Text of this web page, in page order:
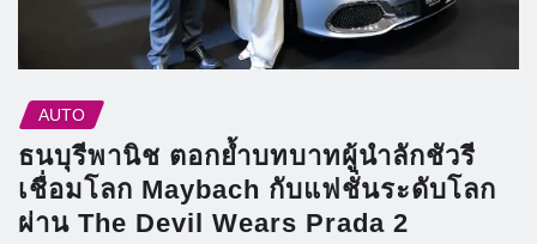
AUTO
ธนบุรีพานิช ตอกย้ำบทบาทผู้นำลักชัวรี
เชื่อมโลก Maybach กับแฟชั่นระดับโลก
ผ่าน The Devil Wears Prada 2